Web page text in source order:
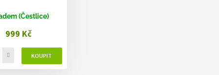
(Čestlice)
999 Kč